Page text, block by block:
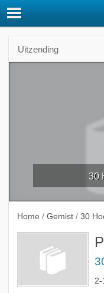
Uitzending
30
Home / Gemist / 30
2-